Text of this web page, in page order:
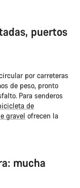
puertos
por carreteras
de peso, pronto
Para senderos
de
gravel ofrecen la
mucha